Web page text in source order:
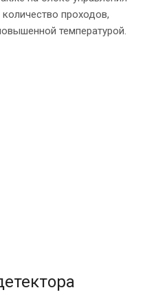
проходов,
температурой.